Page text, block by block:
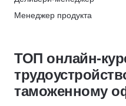
Merion Academy
Гостиничный бизнес
Государственное и
Менеджер в
Менеджмент в образовании
Управление удаленной
Финансовый директор
Управление рисками
Менеджер продукта
Agile
Scrum
Разработка продукта
ТОП онлайн-
таможенному